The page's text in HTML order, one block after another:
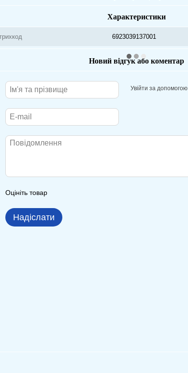
Характеристики
6923039137001
Новий відгук або коментар
Увійти за допомогою
Оцініть товар
Надіслати